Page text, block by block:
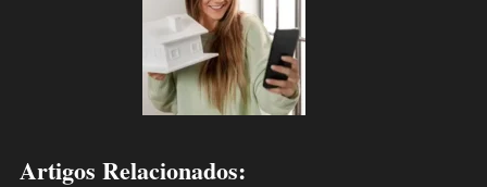
Artigos Relacionados: